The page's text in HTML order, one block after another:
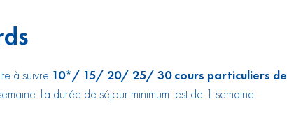
à suivre 10*/ 15/ 20/ 25/ 30 cours particuliers de
La durée de séjour minimum est de 1 semaine.